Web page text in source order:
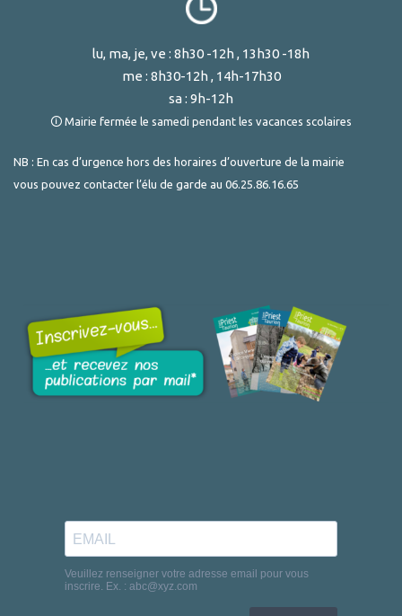
lu, ma, je, ve : 8h30 -12h , 13h30 -18h
me : 8h30-12h , 14h-17h30
sa : 9h-12h
🛈 Mairie fermée le samedi pendant les vacances scolaires
NB : En cas d’urgence hors des horaires d’ouverture de la mairie
vous pouvez contacter l’élu de garde au 06.25.86.16.65